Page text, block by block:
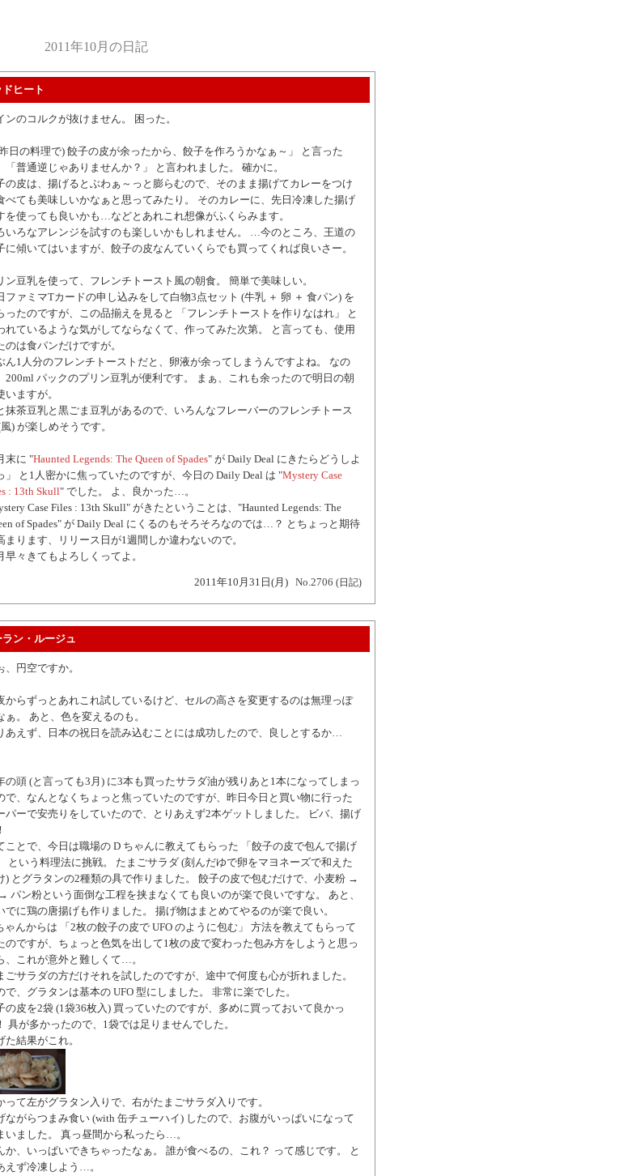
2011年10月の日記
ヒート
ンのコルクが抜けません。 困った。
昨日の料理で) 餃子の皮が余ったから、餃子を作ろうかなぁ～」 と言った
「普通逆じゃありませんか？」 と言われました。 確かに。
の皮は、揚げるとぶわぁ～っと膨らむので、そのまま揚げてカレーをつけ
べても美味しいかなぁと思ってみたり。 そのカレーに、先日冷凍した揚げ
を使っても良いかも…などとあれこれ想像がふくらみます。
いろなアレンジを試すのも楽しいかもしれません。 …今のところ、王道の
に傾いてはいますが、餃子の皮なんていくらでも買ってくれば良いさー。
ン豆乳を使って、フレンチトースト風の朝食。 簡単で美味しい。
ファミマTカードの申し込みをして白物3点セット (牛乳 ＋ 卵 ＋ 食パン) を
ったのですが、この品揃えを見ると 「フレンチトーストを作りなはれ」 と
れているような気がしてならなくて、作ってみた次第。 と言っても、使用
のは食パンだけですが。
ん1人分のフレンチトーストだと、卵液が余ってしまうんですよね。 なの
200ml パックのプリン豆乳が便利です。 まぁ、これも余ったので明日の朝
いますが。
抹茶豆乳と黒ごま豆乳があるので、いろんなフレーバーのフレンチトース
風) が楽しめそうです。
末に "Haunted Legends: The Queen of Spades" が Daily Deal にきたらどうしよ
」 と1人密かに焦っていたのですが、今日の Daily Deal は "Mystery Case
: 13th Skull" でした。 よ、良かった…。
Case Files : 13th Skull" がきたということは、"Haunted Legends: The
of Spades" が Daily Deal にくるのもそろそろなのでは…？ とちょっと期待
まります、リリース日が1週間しか違わないので。
早々きてもよろしくってよ。
2011年10月31日(月) No.2706 (日記)
ラン・ルージュ
、円空ですか。
からずっとあれこれ試しているけど、セルの高さを変更するのは無理っぽ
ぁ。 あと、色を変えるのも。
あえず、日本の祝日を読み込むことには成功したので、良しとするか…
の頭 (と言っても3月) に3本も買ったサラダ油が残りあと1本になってしまっ
で、なんとなくちょっと焦っていたのですが、昨日今日と買い物に行った
パーで安売りをしていたので、とりあえず2本ゲットしました。 ビバ、揚げ
ことで、今日は職場の D ちゃんに教えてもらった 「餃子の皮で包んで揚げ
という料理法に挑戦。 たまごサラダ (刻んだゆで卵をマヨネーズで和えた
) とグラタンの2種類の具で作りました。 餃子の皮で包むだけで、小麦粉 →
パン粉という面倒な工程を挟まなくても良いのが楽で良いですな。 あと、
でに鶏の唐揚げも作りました。 揚げ物はまとめてやるのが楽で良い。
ゃんからは 「2枚の餃子の皮で UFO のように包む」 方法を教えてもらって
のですが、ちょっと色気を出して1枚の皮で変わった包み方をしようと思っ
、これが意外と難しくて…。
ごサラダの方だけそれを試したのですが、途中で何度も心が折れました。
で、グラタンは基本の UFO 型にしました。 非常に楽でした。
の皮を2袋 (1袋36枚入) 買っていたのですが、多めに買っておいて良かっ
具が多かったので、1袋では足りませんでした。
た結果がこれ。
って左がグラタン入りで、右がたまごサラダ入りです。
ながらつまみ食い (with 缶チューハイ) したので、お腹がいっぱいになって
いました。 真っ昼間から私ったら…。
か、いっぱいできちゃったなぁ。 誰が食べるの、これ？ って感じです。 と
えず冷凍しよう…。